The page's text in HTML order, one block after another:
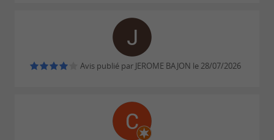
Avis publié par JEROME BAJON le 28/07/2026